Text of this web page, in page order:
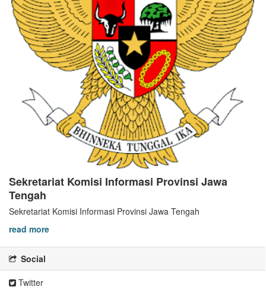
Sekretariat Komisi Informasi Provinsi Jawa
Tengah
Sekretariat Komisi Informasi Provinsi Jawa Tengah
read more
Social
Twitter